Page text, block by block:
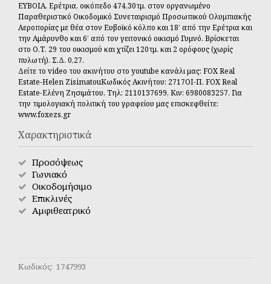
ΕΥΒΟΙΑ, Ερέτρια, οικόπεδο 474,30τμ. στον οργανωμένο
Παραθεριστικό Οικοδομικό Συνεταιρισμό Προσωπικού Ολυμπιακής
Αεροπορίας με θέα στον Ευβοϊκό κόλπο και 18’ από την Ερέτρια και
την Αμάρυνθο και 6’ από τον γειτονικό οικισμό Γυμνό. Βρίσκεται
στο Ο.Τ. 29 του οικισμού και χτίζει 120τμ. και 2 ορόφους (χωρίς
πυλωτή). Σ.Δ. 0,27.
Δείτε το video του ακινήτου στο youtube κανάλι μας: FOX Real
Estate-Helen ZisimatouΚωδικός Ακινήτου: 2717ΟΙ-Π. FOX Real
Estate-Ελένη Ζησιμάτου, Τηλ: 2110137699, Κιν: 6980083257. Για
την τιμολογιακή πολιτική του γραφείου μας επισκεφθείτε:
www.foxezs.gr
Χαρακτηριστικά
Προσόψεως
Γωνιακό
Οικοδομήσιμο
Επικλινές
Αμφιθεατρικό
Κωδικός: 1747993